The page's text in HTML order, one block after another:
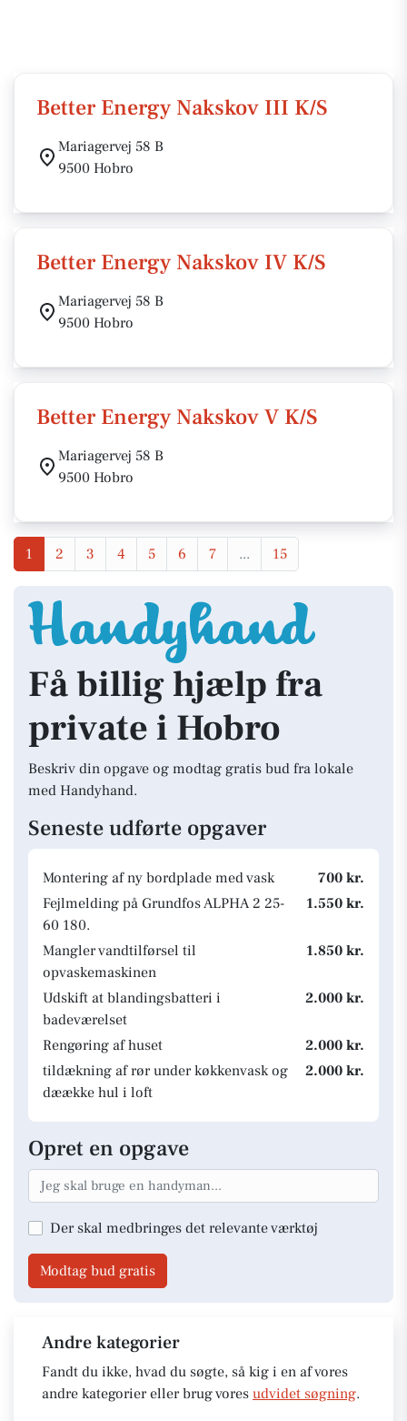
Better Energy Nakskov III K/S
Mariagervej 58 B
9500 Hobro
Better Energy Nakskov IV K/S
Mariagervej 58 B
9500 Hobro
Better Energy Nakskov V K/S
Mariagervej 58 B
9500 Hobro
1 2 3 4 5 6 7 ... 15
Få billig hjælp fra
private i Hobro
Beskriv din opgave og modtag gratis bud fra lokale
med Handyhand.
Seneste udførte opgaver
Montering af ny bordplade med vask
700 kr.
Fejlmelding på Grundfos ALPHA 2 25-
60 180.
1.550 kr.
Mangler vandtilførsel til
opvaskemaskinen
1.850 kr.
Udskift at blandingsbatteri i
badeværelset
2.000 kr.
Rengøring af huset
2.000 kr.
tildækning af rør under køkkenvask og
dæække hul i loft
2.000 kr.
Opret en opgave
Der skal medbringes det relevante værktøj
Modtag bud gratis
Andre kategorier
Fandt du ikke, hvad du søgte, så kig i en af vores
andre kategorier eller brug vores udvidet søgning.